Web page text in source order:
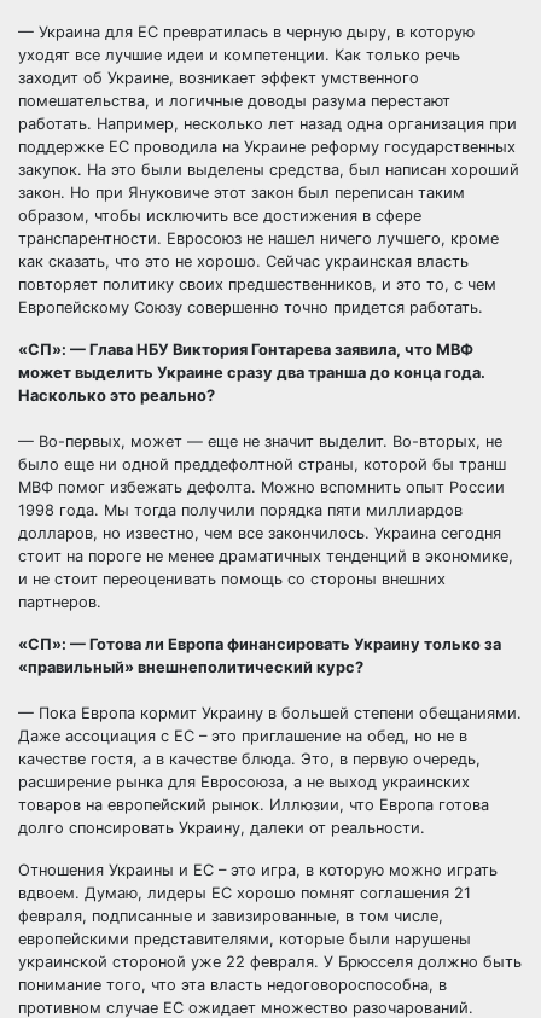
— Украина для ЕС превратилась в черную дыру, в которую
уходят все лучшие идеи и компетенции. Как только речь
заходит об Украине, возникает эффект умственного
помешательства, и логичные доводы разума перестают
работать. Например, несколько лет назад одна организация при
поддержке ЕС проводила на Украине реформу государственных
закупок. На это были выделены средства, был написан хороший
закон. Но при Януковиче этот закон был переписан таким
образом, чтобы исключить все достижения в сфере
транспарентности. Евросоюз не нашел ничего лучшего, кроме
как сказать, что это не хорошо. Сейчас украинская власть
повторяет политику своих предшественников, и это то, с чем
Европейскому Союзу совершенно точно придется работать.
«СП»: — Глава НБУ Виктория Гонтарева заявила, что МВФ
может выделить Украине сразу два транша до конца года.
Насколько это реально?
— Во-первых, может — еще не значит выделит. Во-вторых, не
было еще ни одной преддефолтной страны, которой бы транш
МВФ помог избежать дефолта. Можно вспомнить опыт России
1998 года. Мы тогда получили порядка пяти миллиардов
долларов, но известно, чем все закончилось. Украина сегодня
стоит на пороге не менее драматичных тенденций в экономике,
и не стоит переоценивать помощь со стороны внешних
партнеров.
«СП»: — Готова ли Европа финансировать Украину только за
«правильный» внешнеполитический курс?
— Пока Европа кормит Украину в большей степени обещаниями.
Даже ассоциация с ЕС – это приглашение на обед, но не в
качестве гостя, а в качестве блюда. Это, в первую очередь,
расширение рынка для Евросоюза, а не выход украинских
товаров на европейский рынок. Иллюзии, что Европа готова
долго спонсировать Украину, далеки от реальности.
Отношения Украины и ЕС – это игра, в которую можно играть
вдвоем. Думаю, лидеры ЕС хорошо помнят соглашения 21
февраля, подписанные и завизированные, в том числе,
европейскими представителями, которые были нарушены
украинской стороной уже 22 февраля. У Брюсселя должно быть
понимание того, что эта власть недоговороспособна, в
противном случае ЕС ожидает множество разочарований.